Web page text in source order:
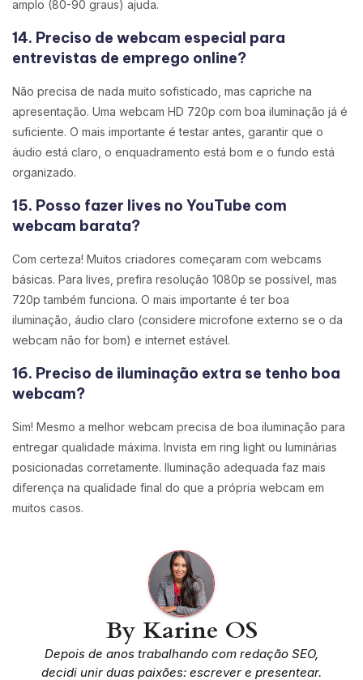
amplo (80-90 graus) ajuda.
14. Preciso de webcam especial para
entrevistas de emprego online?
Não precisa de nada muito sofisticado, mas capriche na
apresentação. Uma webcam HD 720p com boa iluminação já é
suficiente. O mais importante é testar antes, garantir que o
áudio está claro, o enquadramento está bom e o fundo está
organizado.
15. Posso fazer lives no YouTube com
webcam barata?
Com certeza! Muitos criadores começaram com webcams
básicas. Para lives, prefira resolução 1080p se possível, mas
720p também funciona. O mais importante é ter boa
iluminação, áudio claro (considere microfone externo se o da
webcam não for bom) e internet estável.
16. Preciso de iluminação extra se tenho boa
webcam?
Sim! Mesmo a melhor webcam precisa de boa iluminação para
entregar qualidade máxima. Invista em ring light ou luminárias
posicionadas corretamente. Iluminação adequada faz mais
diferença na qualidade final do que a própria webcam em
muitos casos.
By Karine OS
Depois de anos trabalhando com redação SEO,
decidi unir duas paixões: escrever e presentear.